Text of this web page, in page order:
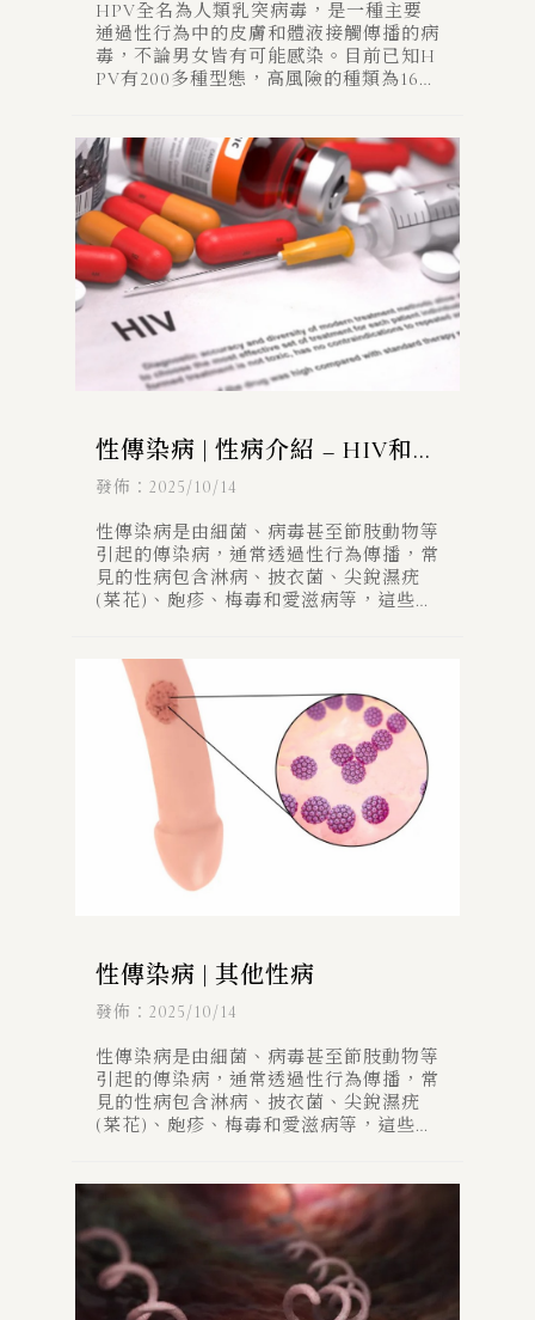
HPV全名為人類乳突病毒，是一種主要
通過性行為中的皮膚和體液接觸傳播的病
毒，不論男女皆有可能感染。目前已知H
PV有200多種型態，高風險的種類為16、
性傳染病 | 性病介紹 – HIV和愛
滋病
發佈：2025/10/14
性傳染病是由細菌、病毒甚至節肢動物等
引起的傳染病，通常透過性行為傳播，常
見的性病包含淋病、披衣菌、尖銳濕疣
(菜花)、皰疹、梅毒和愛滋病等，這些疾
性傳染病 | 其他性病
發佈：2025/10/14
性傳染病是由細菌、病毒甚至節肢動物等
引起的傳染病，通常透過性行為傳播，常
見的性病包含淋病、披衣菌、尖銳濕疣
(菜花)、皰疹、梅毒和愛滋病等，這些疾